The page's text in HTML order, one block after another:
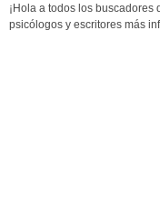
¡Hola a todos los
psicólogos y escritores más